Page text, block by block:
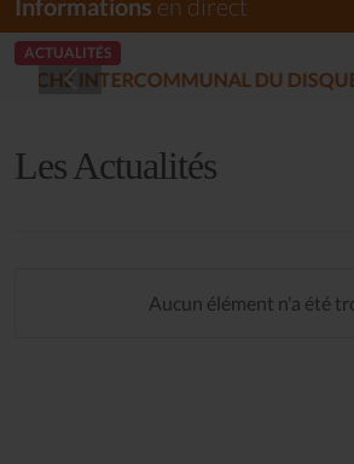
Informations en direct
ACTUALITÉS
LES
Les Actualités
Aucun élément n'a été